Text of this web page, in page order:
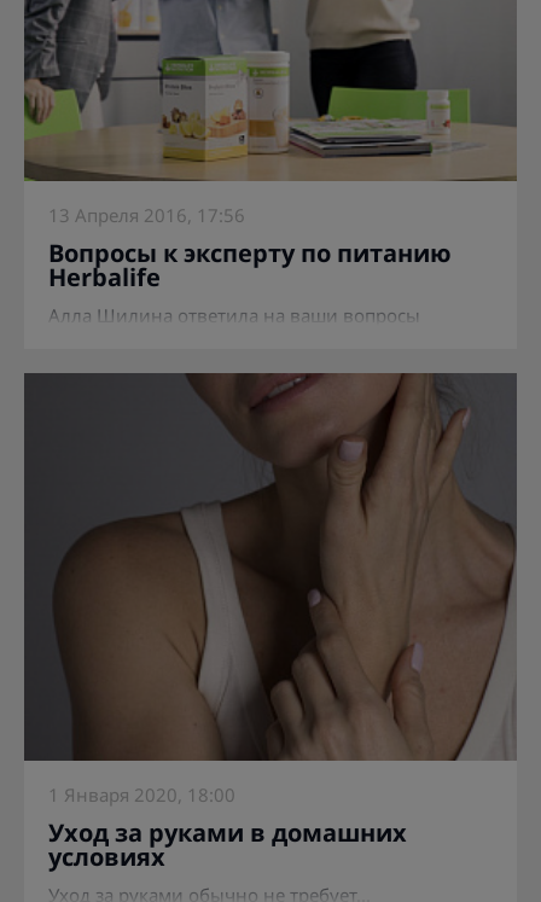
13 Апреля 2016, 17:56
Вопросы к эксперту по питанию
Herbalife
Алла Шилина ответила на ваши вопросы
1 Января 2020, 18:00
Уход за руками в домашних
условиях
Уход за руками обычно не требует...